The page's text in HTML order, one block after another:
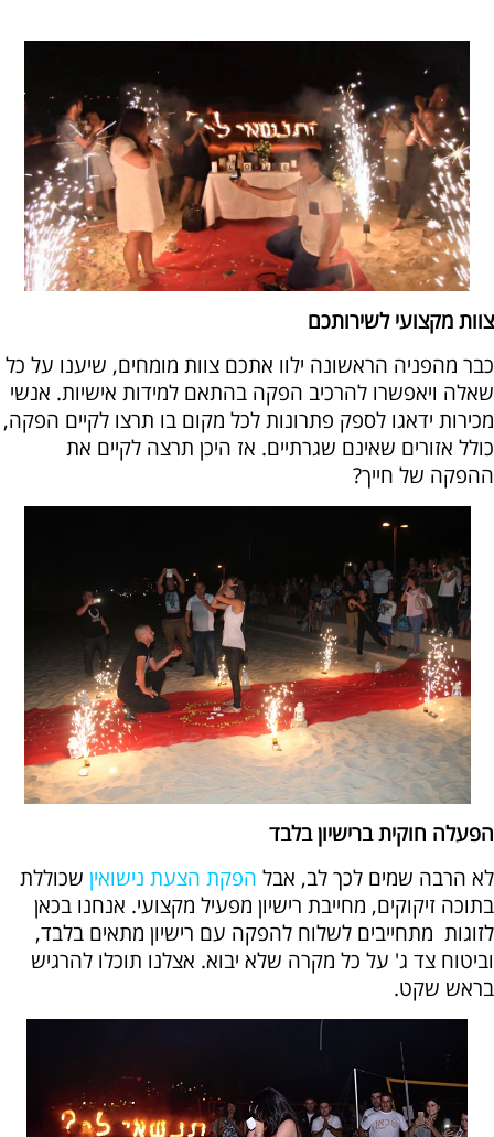
צוות מקצועי לשירותכם
כבר מהפניה הראשונה ילוו אתכם צוות מומחים, שיענו על כל
שאלה ויאפשרו להרכיב הפקה בהתאם למידות אישיות. אנשי
מכירות ידאגו לספק פתרונות לכל מקום בו תרצו לקיים הפקה,
כולל אזורים שאינם שגרתיים. אז היכן תרצה לקיים את
ההפקה של חייך?
הפעלה חוקית ברישיון בלבד
לא הרבה שמים לכך לב, אבל הפקת הצעת נישואין שכוללת
בתוכה זיקוקים, מחייבת רישיון מפעיל מקצועי. אנחנו בכאן
לזוגות מתחייבים לשלוח להפקה עם רישיון מתאים בלבד,
וביטוח צד ג' על כל מקרה שלא יבוא. אצלנו תוכלו להרגיש
בראש שקט.